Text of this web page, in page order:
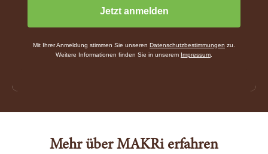
Jetzt anmelden
Mit Ihrer Anmeldung stimmen Sie unseren Datenschutzbestimmungen zu.
Weitere Informationen finden Sie in unserem Impressum.
Mehr über MAKRi erfahren